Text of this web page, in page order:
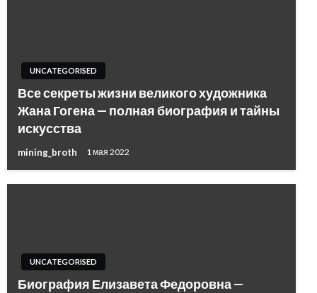
UNCATEGORISED
Все секреты жизни великого художника
Жана Гогена — полная биография и тайны
искусства
mining_broth 1 мая 2022
UNCATEGORISED
Биография Елизавета Федоровна —